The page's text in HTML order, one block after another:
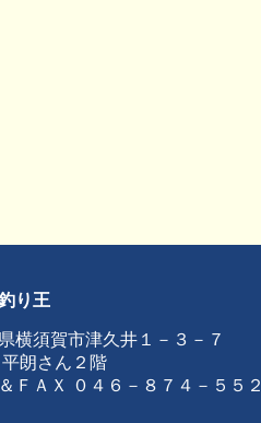
り王
横須賀市津久井１－３－７
朗さん２階
ＦＡＸ ０４６－８７４－５５２